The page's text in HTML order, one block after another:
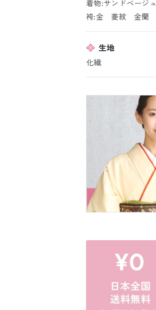
着物:サンドベージュ
袴:金 菱紋 金蘭
生地
化繊